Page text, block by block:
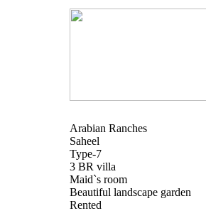
Arabian Ranches
Saheel
Type-7
3 BR villa
Maid`s room
Beautiful landscape garden
Rented